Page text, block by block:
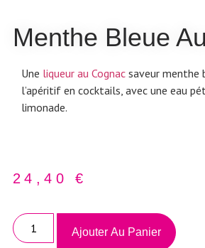
Menthe Bleue
Une liqueur au Cognac saveur menthe
l’apéritif en cocktails, avec une eau
limonade.
24,40€
Ajouter Au Panier